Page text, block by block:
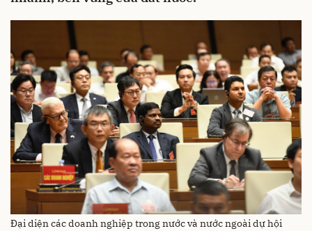
Đại diện các doanh nghiệp trong nước và nước ngoài dự hội